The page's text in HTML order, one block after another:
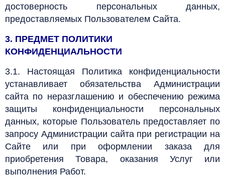
достоверность персональных данных,
предоставляемых Пользователем Сайта.
3. ПРЕДМЕТ ПОЛИТИКИ
КОНФИДЕНЦИАЛЬНОСТИ
3.1. Настоящая Политика конфиденциальности
устанавливает обязательства Администрации
сайта по неразглашению и обеспечению режима
защиты конфиденциальности персональных
данных, которые Пользователь предоставляет по
запросу Администрации сайта при регистрации на
Сайте или при оформлении заказа для
приобретения Товара, оказания Услуг или
выполнения Работ.